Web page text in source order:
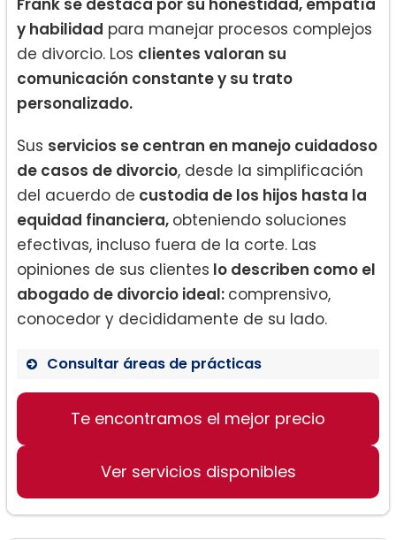
Frank se destaca por su honestidad, empatía
y habilidad para manejar procesos complejos
de divorcio. Los clientes valoran su
comunicación constante y su trato
personalizado.
Sus servicios se centran en manejo cuidadoso
de casos de divorcio, desde la simplificación
del acuerdo de custodia de los hijos hasta la
equidad financiera, obteniendo soluciones
efectivas, incluso fuera de la corte. Las
opiniones de sus clientes lo describen como el
abogado de divorcio ideal: comprensivo,
conocedor y decididamente de su lado.
Consultar áreas de prácticas
Manejo de divorcios complejos
Asesoría financiera en divorcios
Te encontramos el mejor precio
Ver servicios disponibles